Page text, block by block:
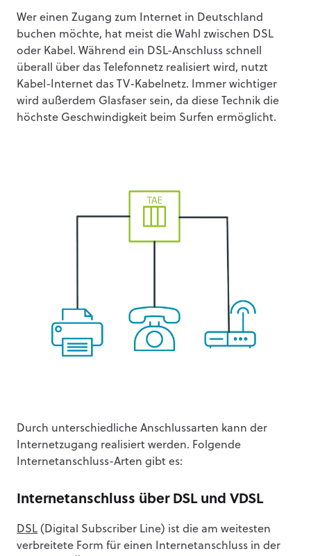
Wer einen Zugang zum Internet in Deutschland
buchen möchte, hat meist die Wahl zwischen DSL
oder Kabel. Während ein DSL-Anschluss schnell
überall über das Telefonnetz realisiert wird, nutzt
Kabel-Internet das TV-Kabelnetz. Immer wichtiger
wird außerdem Glasfaser sein, da diese Technik die
höchste Geschwindigkeit beim Surfen ermöglicht.
Durch unterschiedliche Anschlussarten kann der
Internetzugang realisiert werden. Folgende
Internetanschluss-Arten gibt es:
Internetanschluss über DSL und VDSL
DSL (Digital Subscriber Line) ist die am weitesten
verbreitete Form für einen Internetanschluss in der